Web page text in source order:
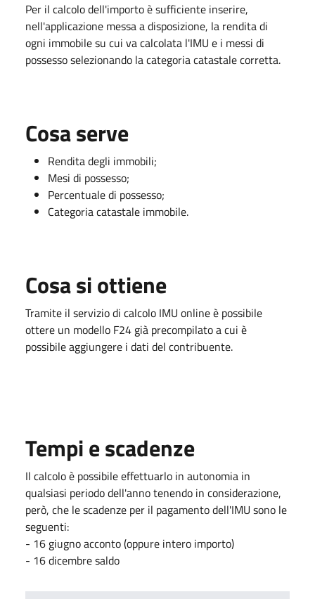
Per il calcolo dell'importo è sufficiente inserire,
nell'applicazione messa a disposizione, la rendita di
ogni immobile su cui va calcolata l'IMU e i messi di
possesso selezionando la categoria catastale corretta.
Cosa serve
Rendita degli immobili;
Mesi di possesso;
Percentuale di possesso;
Categoria catastale immobile.
Cosa si ottiene
Tramite il servizio di calcolo IMU online è possibile
ottere un modello F24 già precompilato a cui è
possibile aggiungere i dati del contribuente.
Tempi e scadenze
Il calcolo è possibile effettuarlo in autonomia in
qualsiasi periodo dell'anno tenendo in considerazione,
però, che le scadenze per il pagamento dell'IMU sono le
seguenti:
- 16 giugno acconto (oppure intero importo)
- 16 dicembre saldo